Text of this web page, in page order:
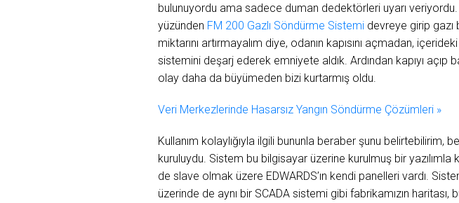
bulunuyordu ama sadece duman dedektörleri uyarı
yüzünden FM 200 Gazlı Söndürme Sistemi devreye girip
miktarını artırmayalım diye, odanın kapısını açmadan,
sistemini deşarj ederek emniyete aldık. Ardından kapıyı açıp
olay daha da büyümeden bizi kurtarmış oldu.
Veri Merkezlerinde Hasarsız Yangın Söndürme Çözümleri »
Kullanım kolaylığıyla ilgili bununla beraber şunu belirtebilirim,
kuruluydu. Sistem bu bilgisayar üzerine kurulmuş bir
de slave olmak üzere EDWARDS’ın kendi panelleri vardı.
üzerinde de aynı bir SCADA sistemi gibi fabrikamızın